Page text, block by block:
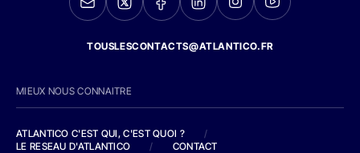
TOUSLESCONTACTS@ATLANTICO.FR
MIEUX NOUS CONNAITRE
ATLANTICO C'EST QUI, C'EST QUOI ?
/
LE RESEAU D'ATLANTICO
/ CONTACT